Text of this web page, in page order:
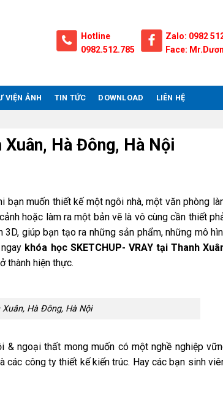
Hotline
0982.512.785
Zalo: 0982
Face:
VIỆN ẢNH TIN TỨC DOWNLOAD LIÊN HỆ
Hà Đông, Hà Nội
bạn muốn thiết kế một ngôi nhà, một văn phòng
hoặc làm ra một bản vẽ là vô cùng cần thiết
giúp bạn tạo ra những sản phẩm, những mô
khóa học SKETCHUP- VRAY tại Thanh
thành hiện thực.
Xuân, Hà Đông, Hà Nội
ngoại thất mong muốn có một nghề nghiệp
công ty thiết kế kiến trúc. Hay các bạn sinh